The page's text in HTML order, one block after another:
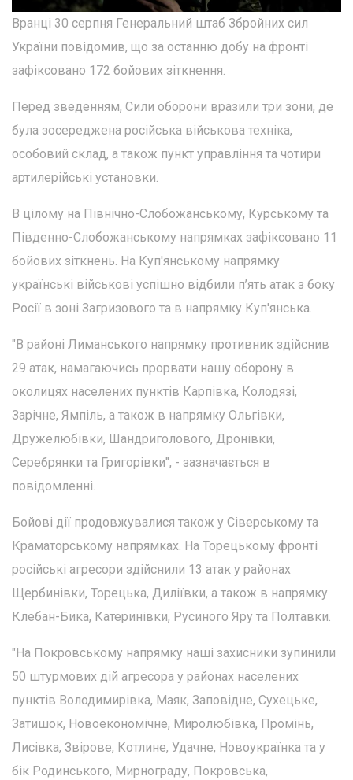
Вранці 30 серпня Генеральний штаб Збройних сил
України повідомив, що за останню добу на фронті
зафіксовано 172 бойових зіткнення.
Перед зведенням, Сили оборони вразили три зони, де
була зосереджена російська військова техніка,
особовий склад, а також пункт управління та чотири
артилерійські установки.
В цілому на Північно-Слобожанському, Курському та
Південно-Слобожанському напрямках зафіксовано 11
бойових зіткнень. На Куп'янському напрямку
українські військові успішно відбили п’ять атак з боку
Росії в зоні Загризового та в напрямку Куп'янська.
"В районі Лиманського напрямку противник здійснив
29 атак, намагаючись прорвати нашу оборону в
околицях населених пунктів Карпівка, Колодязі,
Зарічне, Ямпіль, а також в напрямку Ольгівки,
Дружелюбівки, Шандриголового, Дронівки,
Серебрянки та Григорівки", - зазначається в
повідомленні.
Бойові дії продовжувалися також у Сіверському та
Краматорському напрямках. На Торецькому фронті
російські агресори здійснили 13 атак у районах
Щербинівки, Торецька, Диліївки, а також в напрямку
Клебан-Бика, Катеринівки, Русиного Яру та Полтавки.
"На Покровському напрямку наші захисники зупинили
50 штурмових дій агресора у районах населених
пунктів Володимирівка, Маяк, Заповідне, Сухецьке,
Затишок, Новоекономічне, Миролюбівка, Промінь,
Лисівка, Звірове, Котлине, Удачне, Новоукраїнка та у
бік Родинського, Мирнограду, Покровська,